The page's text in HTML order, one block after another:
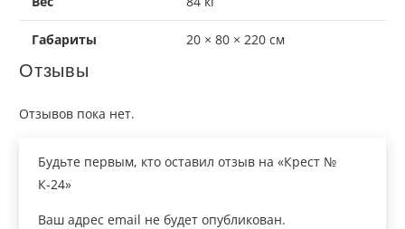
Габариты 20 × 80 × 220 см
Отзывы
Отзывов пока нет.
Будьте первым, кто оставил отзыв на «Крест №
К-24»
Ваш адрес email не будет опубликован.